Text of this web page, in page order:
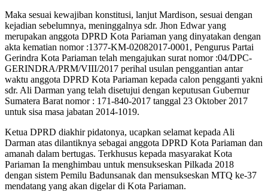
Maka sesuai kewajiban konstitusi, lanjut Mardison, sesuai dengan
kejadian sebelumnya, meninggalnya sdr. Jhon Edwar yang
merupakan anggota DPRD Kota Pariaman yang dinyatakan dengan
akta kematian nomor :1377-KM-02082017-0001, Pengurus Partai
Gerindra Kota Pariaman telah mengajukan surat nomor :04/DPC-
GERINDRA/PRM/VIII/2017 perihal usulan penggantian antar
waktu anggota DPRD Kota Pariaman kepada calon pengganti yakni
sdr. Ali Darman yang telah disetujui dengan keputusan Gubernur
Sumatera Barat nomor : 171-840-2017 tanggal 23 Oktober 2017
untuk sisa masa jabatan 2014-1019.
Ketua DPRD diakhir pidatonya, ucapkan selamat kepada Ali
Darman atas dilantiknya sebagai anggota DPRD Kota Pariaman dan
amanah dalam bertugas. Terkhusus kepada masyarakat Kota
Pariaman Ia menghimbau untuk mensukseskan Pilkada 2018
dengan sistem Pemilu Badunsanak dan mensukseskan MTQ ke-37
mendatang yang akan digelar di Kota Pariaman.